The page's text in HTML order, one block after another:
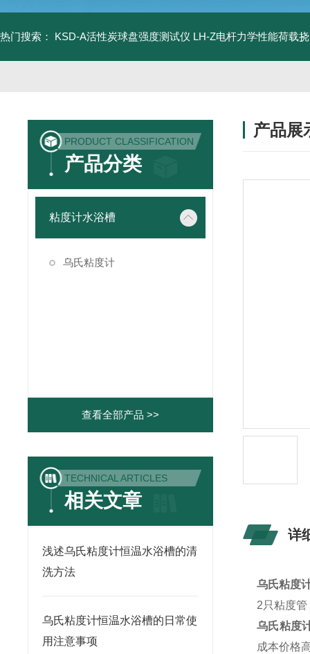
热门搜索： KSD-A活性炭球盘强度测试仪 LH-Z电杆力学性能荷载
PRODUCT CLASSIFICATION
产品分类
粘度计水浴槽
乌氏粘度计
查看全部产品 >>
TECHNICAL ARTICLES
相关文章
浅述乌氏粘度计恒温水浴槽的清
洗方法
乌氏粘度计恒温水浴槽的日常使
用注意事项
产品展
详
乌氏粘度
2只粘度
乌氏粘度
成本价格